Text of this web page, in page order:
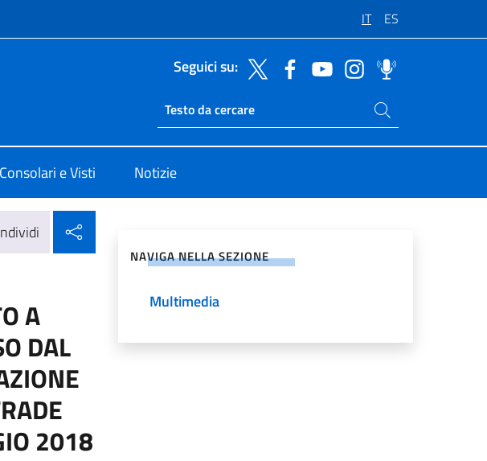
IT ES
Seguici su:
Ricerca sito live
Cerca nel sito
e Visti Notizie
A
DAL
2018
NAVIGA NELLA SEZIONE
Multimedia